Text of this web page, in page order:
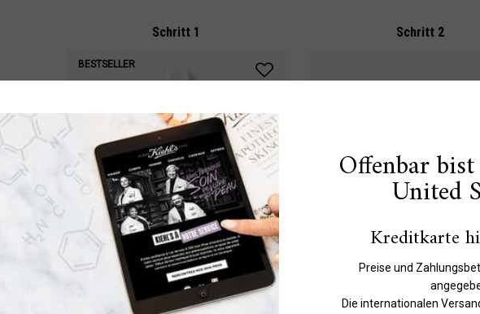
Schritt 1
BESTSELLER
Amino Acid Shampoo
Schritt 2
Amino Acid
Offenbar
United
Kreditkarte
Preise und
Die internationalen